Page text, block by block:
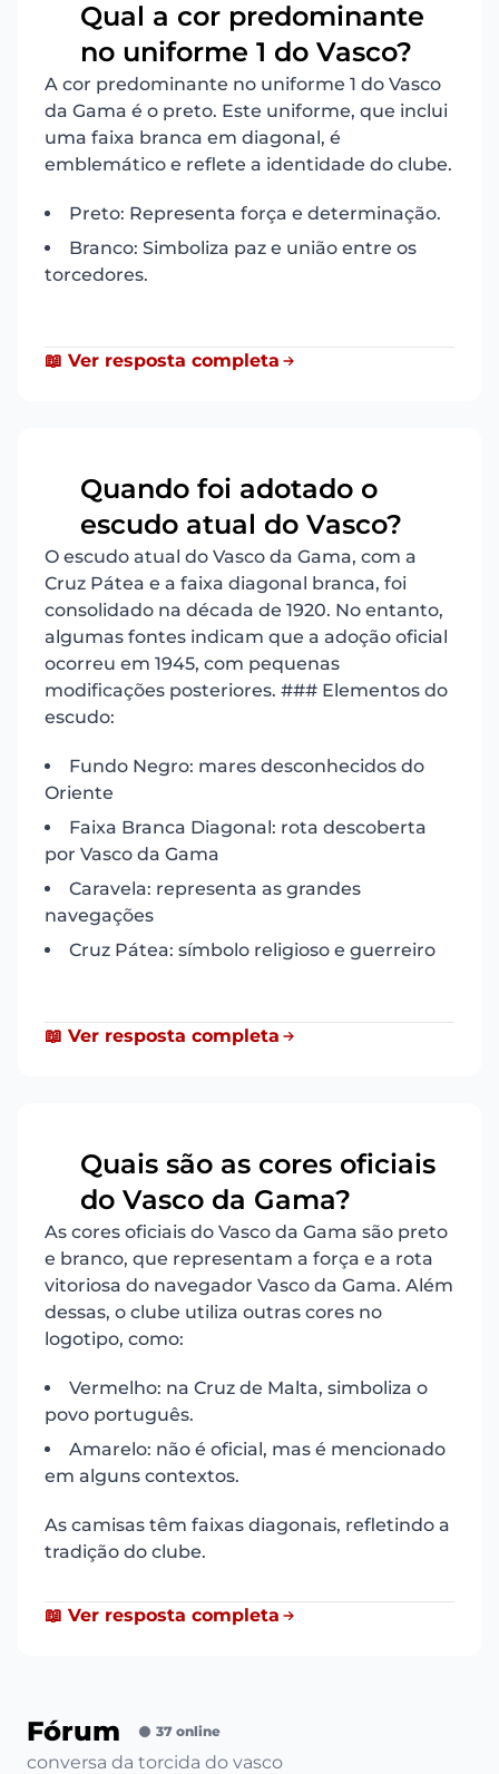
Qual a cor predominante
no uniforme 1 do Vasco?
A cor predominante no uniforme 1 do Vasco
da Gama é o preto. Este uniforme, que inclui
uma faixa branca em diagonal, é
emblemático e reflete a identidade do clube.
Preto: Representa força e determinação.
Branco: Simboliza paz e união entre os
torcedores.
📖 Ver resposta completa
Quando foi adotado o
escudo atual do Vasco?
O escudo atual do Vasco da Gama, com a
Cruz Pátea e a faixa diagonal branca, foi
consolidado na década de 1920. No entanto,
algumas fontes indicam que a adoção oficial
ocorreu em 1945, com pequenas
modificações posteriores. ### Elementos do
escudo:
Fundo Negro: mares desconhecidos do
Oriente
Faixa Branca Diagonal: rota descoberta
por Vasco da Gama
Caravela: representa as grandes
navegações
Cruz Pátea: símbolo religioso e guerreiro
📖 Ver resposta completa
Quais são as cores oficiais
do Vasco da Gama?
As cores oficiais do Vasco da Gama são preto
e branco, que representam a força e a rota
vitoriosa do navegador Vasco da Gama. Além
dessas, o clube utiliza outras cores no
logotipo, como:
Vermelho: na Cruz de Malta, simboliza o
povo português.
Amarelo: não é oficial, mas é mencionado
em alguns contextos.
As camisas têm faixas diagonais, refletindo a
tradição do clube.
📖 Ver resposta completa
Fórum 37 online
conversa da torcida do vasco